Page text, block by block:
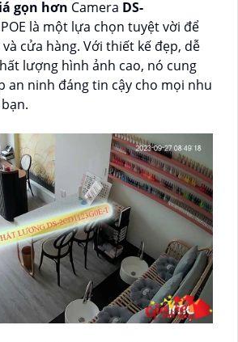
gọn hơn Camera DS-
POE là một lựa chọn tuyệt vời để
cửa hàng. Với thiết kế đẹp, dễ
lượng hình ảnh cao, nó cung
an ninh đáng tin cậy cho mọi nhu